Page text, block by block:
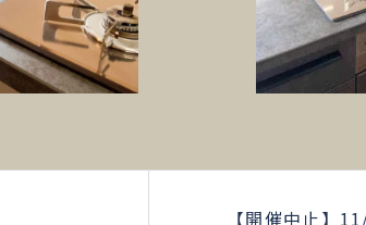
【開催中止】